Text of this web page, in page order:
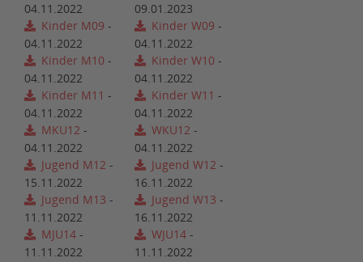
04.11.2022
09.01.2023
Kinder M09 -
04.11.2022
Kinder W09 -
04.11.2022
Kinder M10 -
04.11.2022
Kinder W10 -
04.11.2022
Kinder M11 -
04.11.2022
Kinder W11 -
04.11.2022
MKU12 -
04.11.2022
WKU12 -
04.11.2022
Jugend M12 -
15.11.2022
Jugend W12 -
16.11.2022
Jugend M13 -
11.11.2022
Jugend W13 -
16.11.2022
MJU14 -
11.11.2022
WJU14 -
11.11.2022